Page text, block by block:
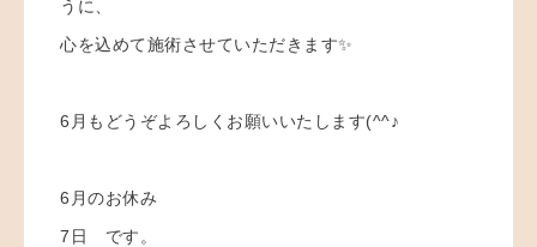
うに、
心を込めて施術させていただきます✨
6月もどうぞよろしくお願いいたします(^^♪
6月のお休み
7日 です。